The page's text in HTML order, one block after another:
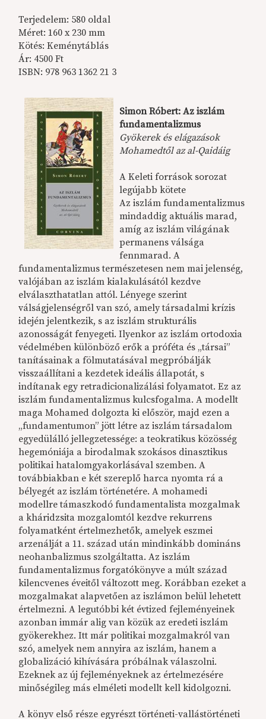
Terjedelem: 580 oldal
Méret: 160 x 230 mm
Kötés: Keménytáblás
Ár: 4500 Ft
ISBN: 978 963 1362 21 3
Simon Róbert: Az iszlám
fundamentalizmus
Gyökerek és elágazások
Mohamedtől az al-Qaidáig
A Keleti források sorozat
legújabb kötete
Az iszlám fundamentalizmus
mindaddig aktuális marad,
amíg az iszlám világának
permanens válsága
fennmarad. A
fundamentalizmus természetesen nem mai jelenség,
valójában az iszlám kialakulásától kezdve
elválaszthatatlan attól. Lényege szerint
válságjelenségről van szó, amely társadalmi krízis
idején jelentkezik, s az iszlám strukturális
azonosságát fenyegeti. Ilyenkor az iszlám ortodoxia
védelmében különböző erők a próféta és „társai”
tanításainak a fölmutatásával megpróbálják
visszaállítani a kezdetek ideális állapotát, s
indítanak egy retradicionalizálási folyamatot. Ez az
iszlám fundamentalizmus kulcsfogalma. A modellt
maga Mohamed dolgozta ki először, majd ezen a
„fundamentumon” jött létre az iszlám társadalom
egyedülálló jellegzetessége: a teokratikus közösség
hegemóniája a birodalmak szokásos dinasztikus
politikai hatalomgyakorlásával szemben. A
továbbiakban e két szereplő harca nyomta rá a
bélyegét az iszlám történetére. A mohamedi
modellre támaszkodó fundamentalista mozgalmak
a kháridzsita mozgalomtól kezdve rekurrens
folyamatként értelmezhetők, amelyek eszmei
arzenálját a 11. század után mindinkább domináns
neohanbalizmus szolgáltatta. Az iszlám
fundamentalizmus forgatókönyve a múlt század
kilencvenes éveitől változott meg. Korábban ezeket a
mozgalmakat alapvetően az iszlámon belül lehetett
értelmezni. A legutóbbi két évtized fejleményeinek
azonban immár alig van közük az eredeti iszlám
gyökerekhez. Itt már politikai mozgalmakról van
szó, amelyek nem annyira az iszlám, hanem a
globalizáció kihívására próbálnak válaszolni.
Ezeknek az új fejleményeknek az értelmezésére
minőségileg más elméleti modellt kell kidolgozni.
A könyv első része egyrészt történeti-vallástörténeti